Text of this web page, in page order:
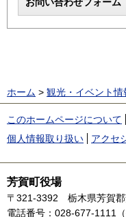
ホーム > 観光・イベント情
このホームページについて
個人情報取り扱い
アクセ
芳賀町役場
〒321-3392
栃木県芳賀
電話番号：028-677-1111（